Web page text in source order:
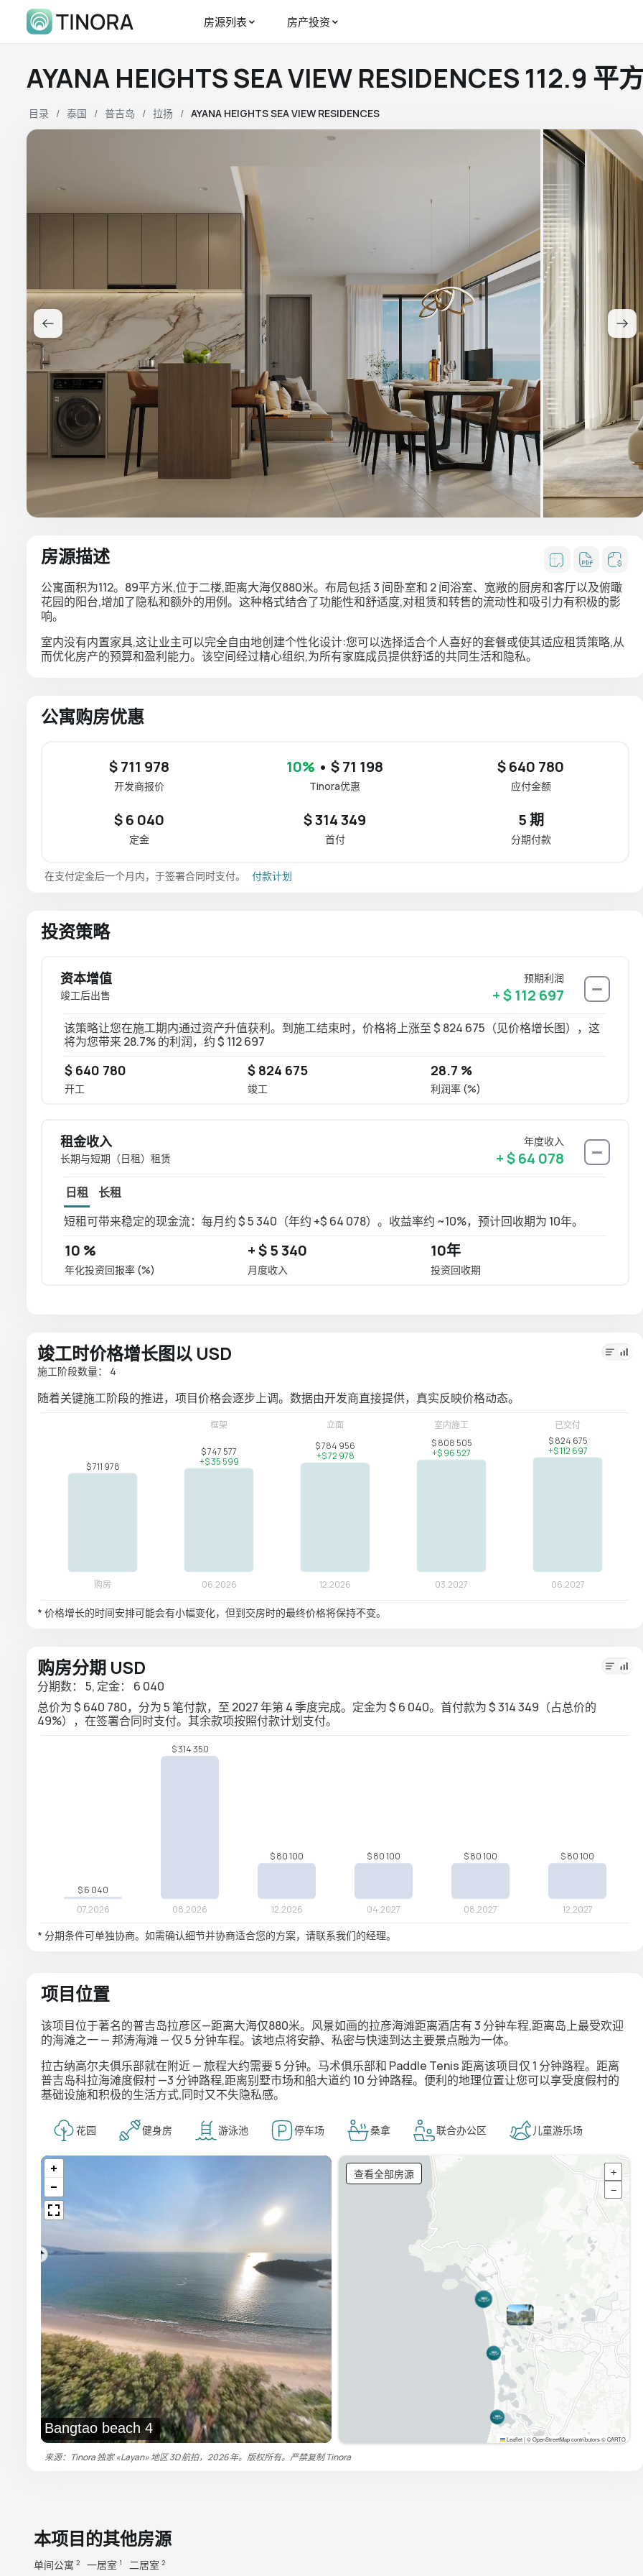
房源列表 房产投资
AYANA HEIGHTS SEA VIEW RESIDENCES 112.9 平
目录 泰国 普吉岛 拉扬 AYANA HEIGHTS SEA VIEW RESIDENCES
房源描述
公寓面积为112。89平方米,位于二楼,距离大海仅880米。布局包括 3 间卧室和 2 间浴室、宽敞的厨房和客厅以及俯瞰
花园的阳台,增加了隐私和额外的用例。这种格式结合了功能性和舒适度,对租赁和转售的流动性和吸引力有积极的影
响。
室内没有内置家具,这让业主可以完全自由地创建个性化设计:您可以选择适合个人喜好的套餐或使其适应租赁策略,从
而优化房产的预算和盈利能力。该空间经过精心组织,为所有家庭成员提供舒适的共同生活和隐私。
公寓购房优惠
$ 711 978
开发商报价
10% • $ 71 198
Tinora优惠
$ 640 780
应付金额
$ 6 040
定金
$ 314 349
首付
5 期
分期付款
在支付定金后一个月内，于签署合同时支付。 付款计划
投资策略
资本增值
预期利润
竣工后出售
+ $ 112 697
该策略让您在施工期内通过资产升值获利。到施工结束时，价格将上涨至 $ 824 675（见价格增长图），这
将为您带来 28.7% 的利润，约 $ 112 697
$ 640 780
开工
$ 824 675
竣工
28.7 %
利润率 (%)
租金收入
年度收入
长期与短期（日租）租赁
+ $ 64 078
日租
长租
短租可带来稳定的现金流：每月约 $ 5 340（年约 +$ 64 078）。收益率约 ~10%，预计回收期为 10年。
10 %
年化投资回报率 (%)
+ $ 5 340
月度收入
10年
投资回收期
竣工时价格增长图以 USD
施工阶段数量： 4
随着关键施工阶段的推进，项目价格会逐步上调。数据由开发商直接提供，真实反映价格动态。
* 价格增长的时间安排可能会有小幅变化，但到交房时的最终价格将保持不变。
购房分期 USD
分期数： 5, 定金： 6 040
总价为 $ 640 780，分为 5 笔付款，至 2027 年第 4 季度完成。定金为 $ 6 040。首付款为 $ 314 349（占总价的
49%），在签署合同时支付。其余款项按照付款计划支付。
* 分期条件可单独协商。如需确认细节并协商适合您的方案，请联系我们的经理。
项目位置
该项目位于著名的普吉岛拉彦区—距离大海仅880米。风景如画的拉彦海滩距离酒店有 3 分钟车程,距离岛上最受欢迎
的海滩之一 — 邦涛海滩 — 仅 5 分钟车程。该地点将安静、私密与快速到达主要景点融为一体。
拉古纳高尔夫俱乐部就在附近 — 旅程大约需要 5 分钟。马术俱乐部和 Paddle Tenis 距离该项目仅 1 分钟路程。距离
普吉岛科拉海滩度假村 —3 分钟路程,距离别墅市场和船大道约 10 分钟路程。便利的地理位置让您可以享受度假村的
基础设施和积极的生活方式,同时又不失隐私感。
花园 健身房 游泳池 停车场 桑拿 联合办公区 儿童游乐场
Bangtao beach 4
查看全部房源
+
−
Leaflet|© OpenStreetMap contributors © CARTO
来源：Tinora 独家 «Layan» 地区 3D 航拍，2026 年。版权所有。严禁复制Tinora
本项目的其他房源
单间公寓 2 一居室 1 二居室 2